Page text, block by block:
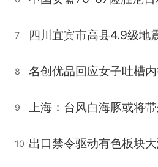
7
8
9
10 出口禁令驱动有色板块